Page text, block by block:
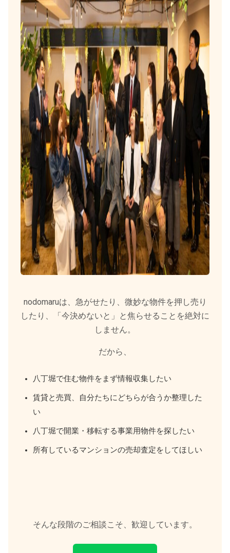
nodomaruは、急がせたり、微妙な物件を押し売り
したり、「今決めないと」と焦らせることを絶対に
しません。
だから、
八丁堀で住む物件をまず情報収集したい
賃貸と売買、自分たちにどちらが合うか整理した
い
八丁堀で開業・移転する事業用物件を探したい
所有しているマンションの売却査定をしてほしい
そんな段階のご相談こそ、歓迎しています。